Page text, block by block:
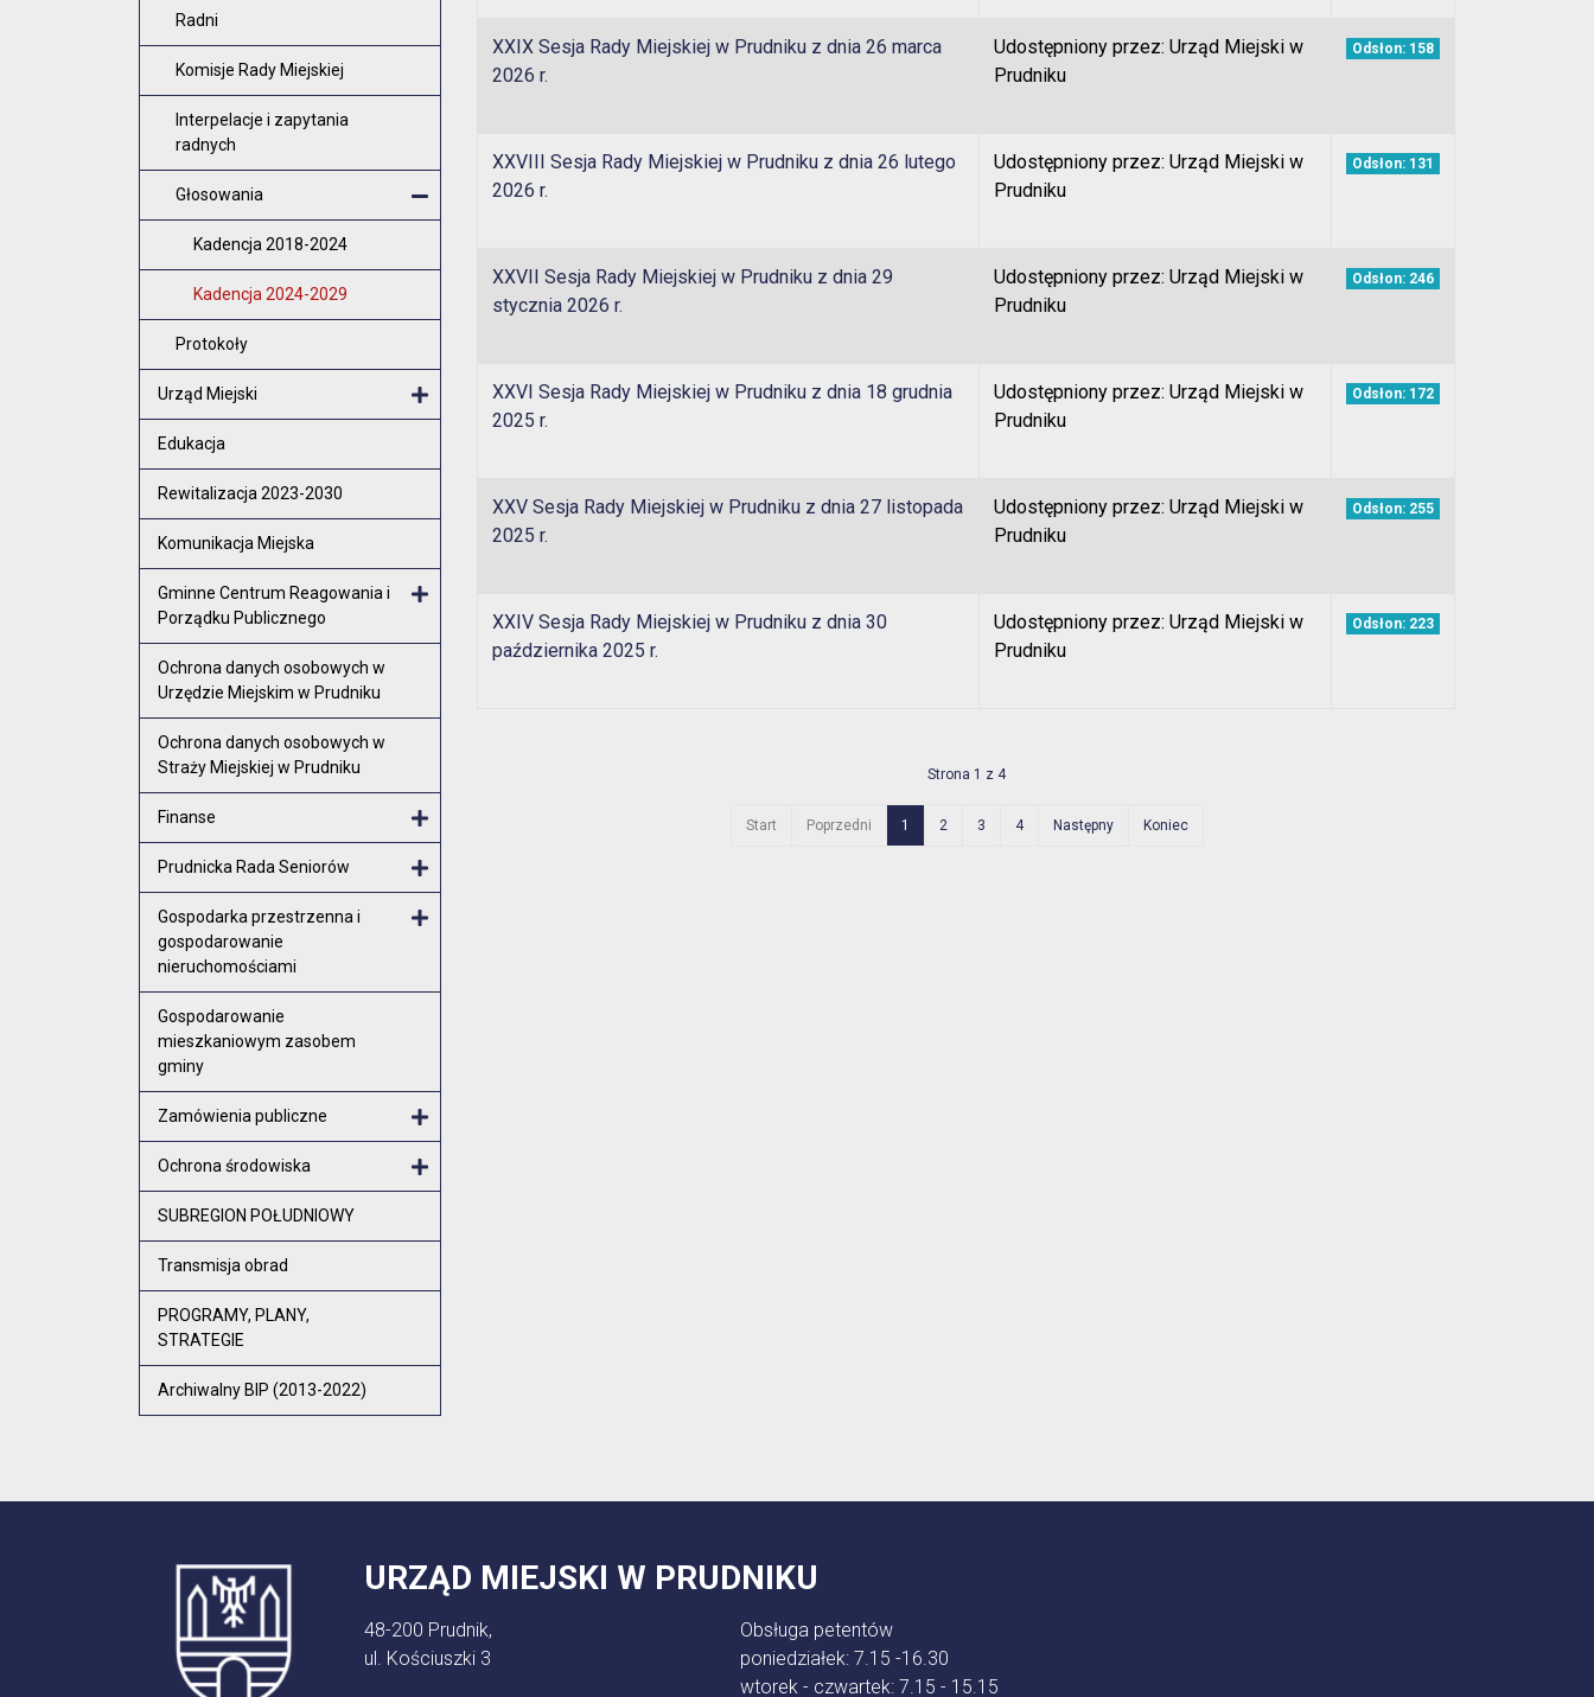
Radni
Komisje Rady Miejskiej
Interpelacje i zapytania
radnych
Głosowania
Kadencja 2018-2024
Kadencja 2024-2029
Protokoły
Urząd Miejski
Otwórz menu
Edukacja
Rewitalizacja 2023-2030
Komunikacja Miejska
Gminne Centrum Reagowania i
Porządku Publicznego
Otwórz menu
Ochrona danych osobowych w
Urzędzie Miejskim w Prudniku
Ochrona danych osobowych w
Straży Miejskiej w Prudniku
Finanse
Prudnicka Rada Seniorów
Gospodarka przestrzenna i
gospodarowanie
nieruchomościami
Gospodarowanie
mieszkaniowym zasobem
gminy
Zamówienia publiczne
Ochrona środowiska
SUBREGION POŁUDNIOWY
Transmisja obrad
PROGRAMY, PLANY,
STRATEGIE
Archiwalny BIP (2013-2022)
XXIX Sesja Rady Miejskiej w Prudniku z dnia 26 marca
2026 r.
Udostępniony przez: Urząd Miejski w
Prudniku
Odsłon: 158
XXVIII Sesja Rady Miejskiej w Prudniku z dnia 26 lutego
2026 r.
Udostępniony przez: Urząd Miejski w
Prudniku
Odsłon: 131
XXVII Sesja Rady Miejskiej w Prudniku z dnia 29
stycznia 2026 r.
Udostępniony przez: Urząd Miejski w
Prudniku
Odsłon: 246
XXVI Sesja Rady Miejskiej w Prudniku z dnia 18 grudnia
2025 r.
Udostępniony przez: Urząd Miejski w
Prudniku
Odsłon: 172
XXV Sesja Rady Miejskiej w Prudniku z dnia 27 listopada
2025 r.
Udostępniony przez: Urząd Miejski w
Prudniku
Odsłon: 255
XXIV Sesja Rady Miejskiej w Prudniku z dnia 30
października 2025 r.
Udostępniony przez: Urząd Miejski w
Prudniku
Odsłon: 223
Strona 1 z 4
Start Poprzedni 1 2 3 4 Następny Koniec
URZĄD MIEJSKI W PRUDNIKU
48-200 Prudnik,
ul. Kościuszki 3
Obsługa petentów
poniedziałek: 7.15 -16.30
wtorek - czwartek: 7.15 - 15.15